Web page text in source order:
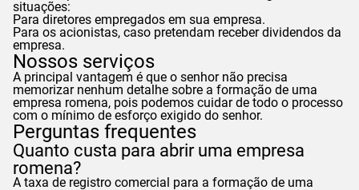
situações:
Para diretores empregados em sua empresa.
Para os acionistas, caso pretendam receber dividendos da
empresa.
Nossos serviços
A principal vantagem é que o senhor não precisa
memorizar nenhum detalhe sobre a formação de uma
empresa romena, pois podemos cuidar de todo o processo
com o mínimo de esforço exigido do senhor.
Perguntas frequentes
Quanto custa para abrir uma empresa
romena?
A taxa de registro comercial para a formação de uma